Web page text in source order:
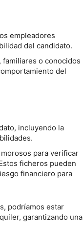
empleadores
del candidato.
familiares o conocidos
del
incluyendo la
para verificar
ficheros pueden
financiero para
podríamos estar
garantizando una